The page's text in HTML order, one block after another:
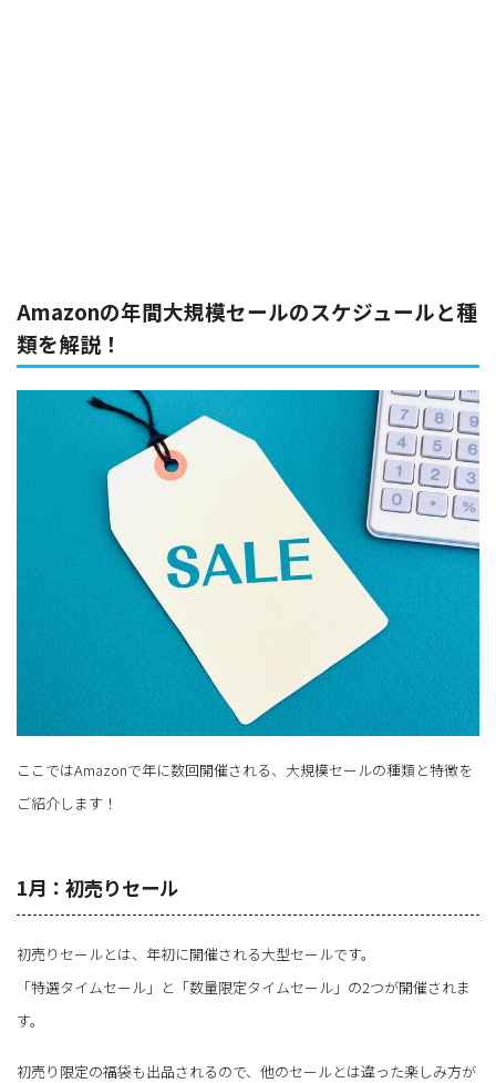
Amazonの年間大規模セールのスケジュールと種
類を解説！
ここではAmazonで年に数回開催される、大規模セールの種類と特徴を
ご紹介します！
1月：初売りセール
初売りセールとは、年初に開催される大型セールです。
「特選タイムセール」と「数量限定タイムセール」の2つが開催されま
す。
初売り限定の福袋も出品されるので、他のセールとは違った楽しみ方が